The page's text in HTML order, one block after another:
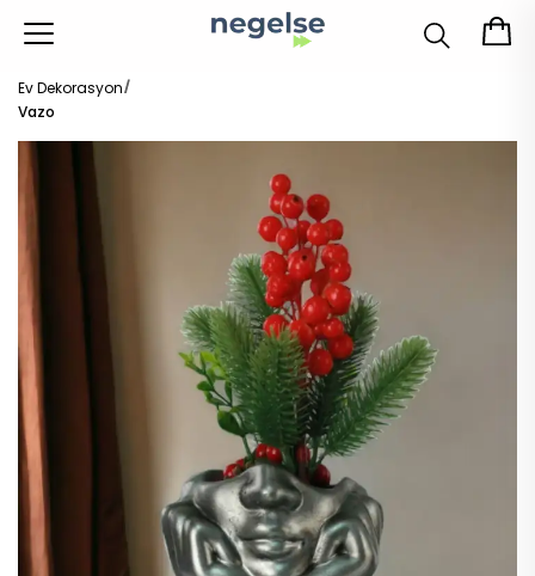
Ev Dekorasyon
Vazo